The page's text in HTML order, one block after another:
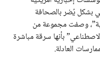
بشكل يُضر بالصحافة
وصفت مجموعة من
بأنها سرقة مباشرة
العادلة.